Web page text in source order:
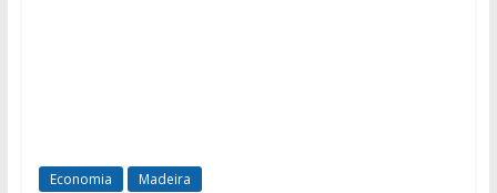
Economia Madeira